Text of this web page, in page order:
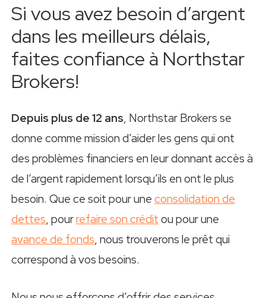
Si vous avez besoin d’argent
dans les meilleurs délais,
faites confiance à Northstar
Brokers!
Depuis plus de 12 ans, Northstar Brokers se
donne comme mission d’aider les gens qui ont
des problèmes financiers en leur donnant accès à
de l’argent rapidement lorsqu’ils en ont le plus
besoin. Que ce soit pour une consolidation de
dettes, pourrefaire son crédit ou pour une
avance de fonds, nous trouverons le prêt qui
correspond à vos besoins.